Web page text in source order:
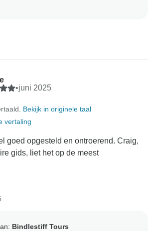
We vinden het geweldig om te
•juni 2025
Bekijk in originele taal
vertaling
goed opgesteld en ontroerend. Craig,
gids, liet het op de meest
Bindlestiff Tours